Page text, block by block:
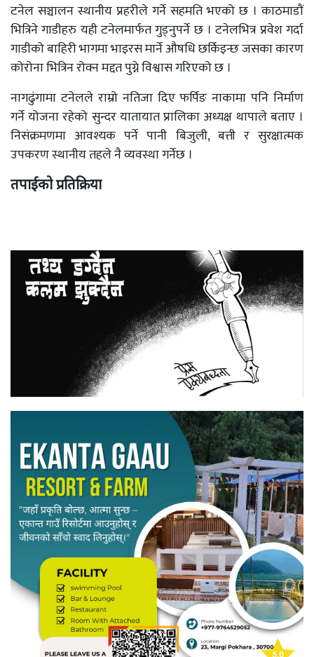
टनेल सञ्चालन स्थानीय प्रहरीले गर्ने सहमति भएको छ । काठमाडौं
भित्रिने गाडीहरु यही टनेलमार्फत गुड्नुपर्ने छ । टनेलभित्र प्रवेश गर्दा
गाडीको बाहिरी भागमा भाइरस मार्ने औषधि छर्किइन्छ जसका कारण
कोरोना भित्रिन रोक्न मद्दत पुग्ने विश्वास गरिएको छ ।
नागढुंगामा टनेलले राम्रो नतिजा दिए फर्पिङ नाकामा पनि निर्माण
गर्ने योजना रहेको सुन्दर यातायात प्रालिका अध्यक्ष थापाले बताए ।
निसंक्रमणमा आवश्यक पर्ने पानी बिजुली, बत्ती र सुरक्षात्मक
उपकरण स्थानीय तहले नै व्यवस्था गर्नेछ ।
तपाईको प्रतिक्रिया